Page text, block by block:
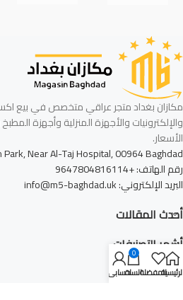
مكازان بغداد متجر عراقي متخصص في بيع
والإلكترونيات والأجهزة المنزلية وأجهزة
الأسعار.
Near Al-Taj Hospital, 00964 Baghdad
رقم الهاتف: +9647804816114
البريد الإلكتروني: info@m5-baghdad.uk
أحدث المقالات
أشهر التصنيفات
روابط الموقع
المفضلة
0
السلةحسابي